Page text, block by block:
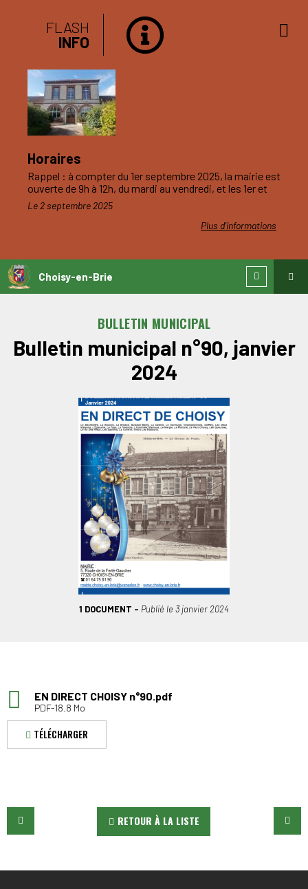
FLASH
INFO
Horaires
Plus d'informations
Rappel : à compter du 1er septembre 2025, la mairie est
ouverte de 9h à 12h, du mardi au vendredi, et les 1er et
3ème samedis du mois.
Le 2 septembre 2025
Choisy-en-Brie
BULLETIN MUNICIPAL
Bulletin municipal n°90, janvier
2024
1 DOCUMENT Publié le 3 janvier 2024
EN DIRECT CHOISY n°90.pdf
PDF-18.8 Mo
TÉLÉCHARGER
RETOUR À LA LISTE